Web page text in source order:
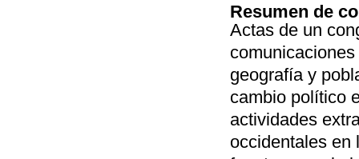
Resumen de
Actas de un
geografía y
cambio político
actividades
occidentales en